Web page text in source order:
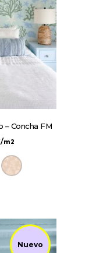
– Concha FM
/m2
Nuevo